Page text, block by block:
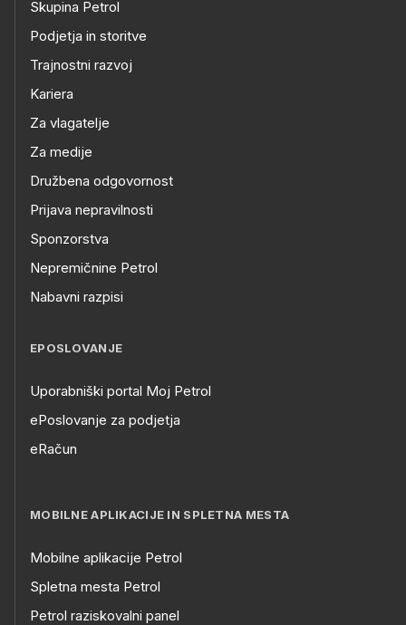
Skupina Petrol
Podjetja in storitve
Trajnostni razvoj
Kariera
Za vlagatelje
Za medije
Družbena odgovornost
Prijava nepravilnosti
Sponzorstva
Nepremičnine Petrol
Nabavni razpisi
EPOSLOVANJE
Uporabniški portal Moj Petrol
ePoslovanje za podjetja
eRačun
MOBILNE APLIKACIJE IN SPLETNA MESTA
Mobilne aplikacije Petrol
Spletna mesta Petrol
Petrol raziskovalni panel